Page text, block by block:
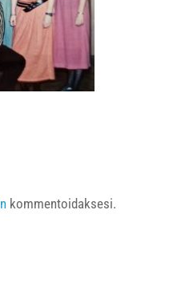
kommentoidaksesi.